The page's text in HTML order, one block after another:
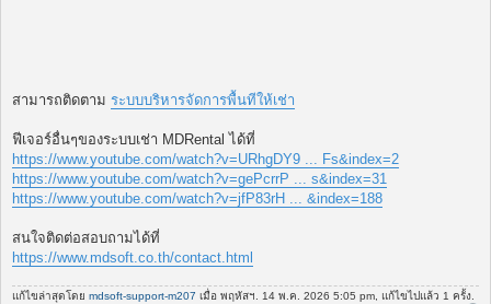
สามารถติดตาม ระบบบริหารจัดการพื้นทีให้เช่า
ฟีเจอร์อื่นๆของระบบเช่า MDRental ได้ที่
https://www.youtube.com/watch?v=URhgDY9 ... Fs&index=2
https://www.youtube.com/watch?v=gePcrrP ... s&index=31
https://www.youtube.com/watch?v=jfP83rH ... &index=188
สนใจติดต่อสอบถามได้ที่
https://www.mdsoft.co.th/contact.html
แก้ไขล่าสุดโดย mdsoft-support-m207 เมื่อ พฤหัสฯ. 14 พ.ค. 2026 5:05 pm, แก้ไขไปแล้ว 1 ครั้ง.